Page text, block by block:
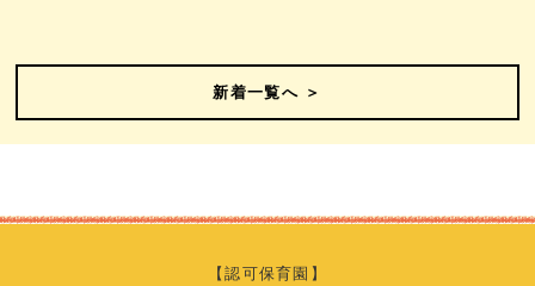
新着一覧へ ＞
【認可保育園】